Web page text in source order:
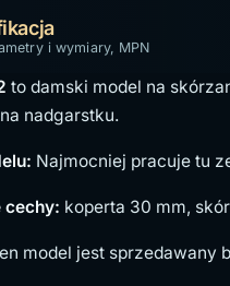
i wymiary, MPN
to damski model na
nadgarstku.
Najmocniej pracuje tu
cechy: koperta 30 mm,
model jest sprzedawany